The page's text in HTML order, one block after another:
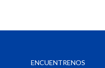
ENCUENTRENOS